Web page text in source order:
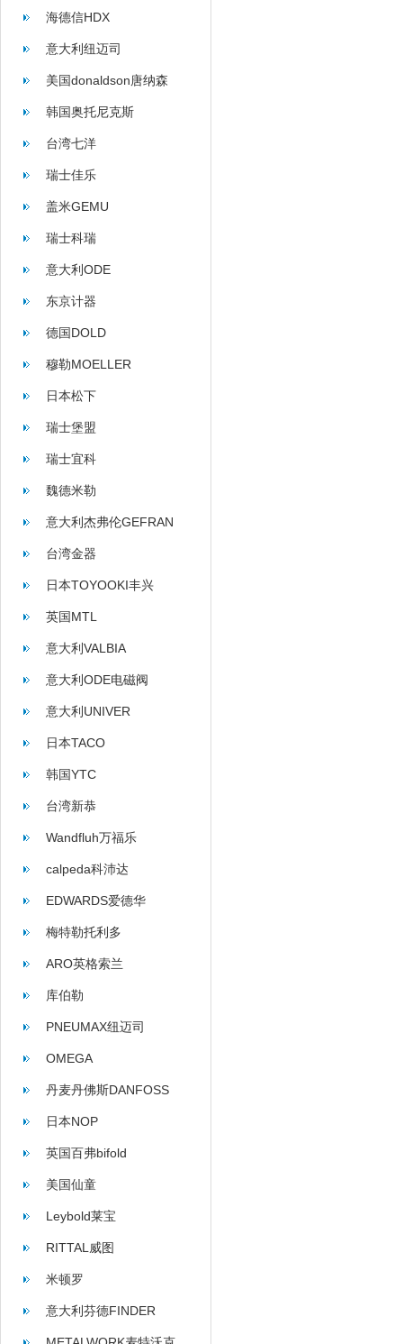
海德信HDX
意大利纽迈司
美国donaldson唐纳森
韩国奥托尼克斯
台湾七洋
瑞士佳乐
盖米GEMU
瑞士科瑞
意大利ODE
东京计器
德国DOLD
穆勒MOELLER
日本松下
瑞士堡盟
瑞士宜科
魏德米勒
意大利杰弗伦GEFRAN
台湾金器
日本TOYOOKI丰兴
英国MTL
意大利VALBIA
意大利ODE电磁阀
意大利UNIVER
日本TACO
韩国YTC
台湾新恭
Wandfluh万福乐
calpeda科沛达
EDWARDS爱德华
梅特勒托利多
ARO英格索兰
库伯勒
PNEUMAX纽迈司
OMEGA
丹麦丹佛斯DANFOSS
日本NOP
英国百弗bifold
美国仙童
Leybold莱宝
RITTAL威图
米顿罗
意大利芬德FINDER